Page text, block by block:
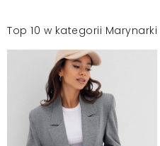
Top 10 w kategorii Marynarki